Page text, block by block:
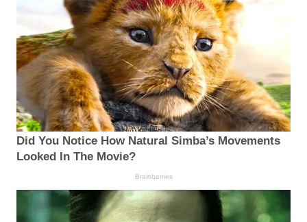
Did You Notice How Natural Simba’s Movements
Looked In The Movie?
Brainberries